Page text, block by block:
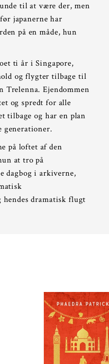
til at være der, men
japanerne har
på en måde, hun
ti år i Singapore,
og flygter tilbage til
Trelenna. Ejendommen
og spredt for alle
tilbage og har en plan
generationer.
på loftet af den
at tro på
dagbog i arkiverne,
dramatisk flugt